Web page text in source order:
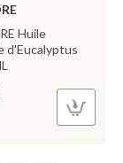
Huile
d'Eucalyptus